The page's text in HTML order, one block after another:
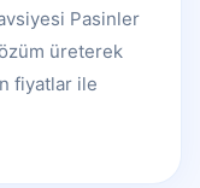
Pasinler
üreterek
fiyatlar ile